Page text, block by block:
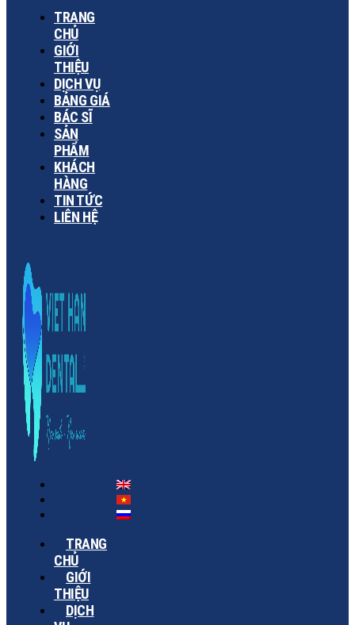
TRANG
CHỦ
GIỚI
THIỆU
DỊCH VỤ
BẢNG GIÁ
BÁC SĨ
SẢN
PHẨM
KHÁCH
HÀNG
TIN TỨC
LIÊN HỆ
TRANG
CHỦ
GIỚI
THIỆU
DỊCH